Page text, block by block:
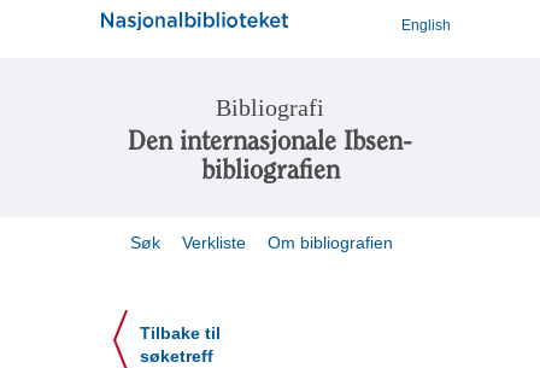
English
Bibliografi
Den internasjonale Ibsen-
bibliografien
Søk Verkliste Om bibliografien
Tilbake til
søketreff